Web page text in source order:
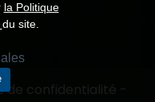
de confidentialité
la Politique
du site.